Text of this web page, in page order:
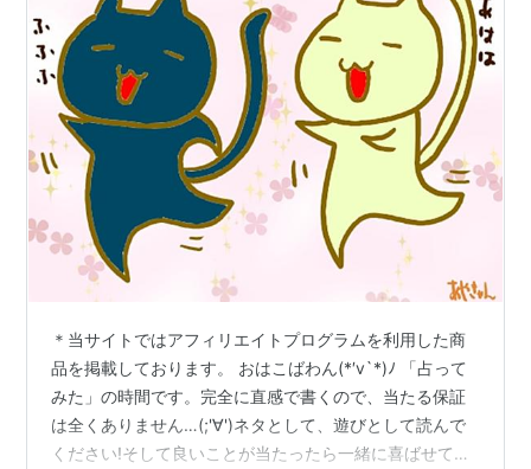
＊当サイトではアフィリエイトプログラムを利用した商
品を掲載しております。 おはこばわん(*′v`*)ﾉ 「占って
みた」の時間です。完全に直感で書くので、当たる保証
は全くありません…(;'∀')ネタとして、遊びとして読んで
ください!そして良いことが当たったら一緒に喜ばせてく